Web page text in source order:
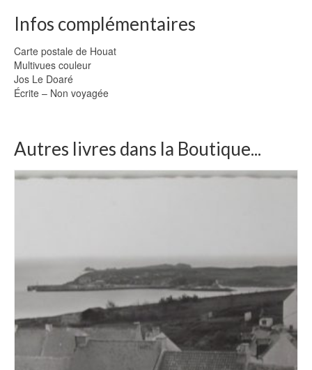
Infos complémentaires
Carte postale de Houat
Multivues couleur
Jos Le Doaré
Écrite – Non voyagée
Autres livres dans la Boutique...